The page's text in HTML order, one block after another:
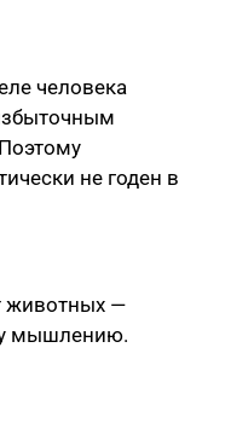
человека
не годен в
животных —
мышлению.